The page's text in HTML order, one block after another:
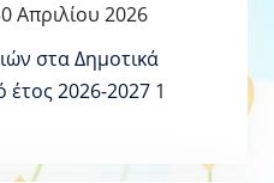
Απριλίου 2026
στα Δημοτικά
έτος 2026-2027 1